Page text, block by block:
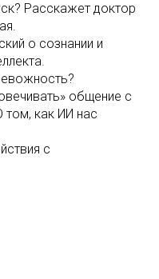
Расскажет доктор
о сознании и
общение с
том, как ИИ нас
с